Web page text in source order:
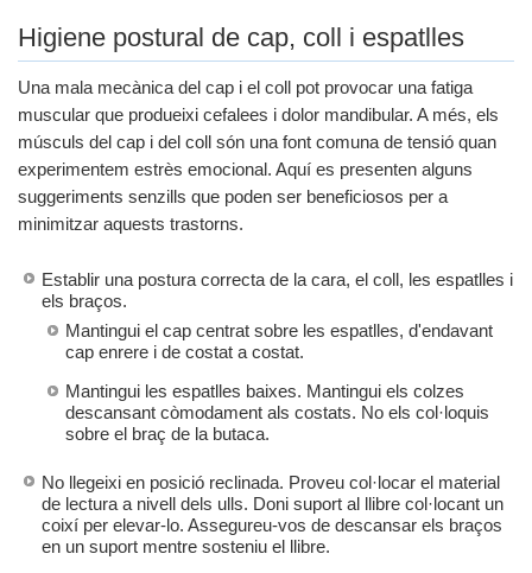
Higiene postural de cap, coll i espatlles
Una mala mecànica del cap i el coll pot provocar una fatiga
muscular que produeixi cefalees i dolor mandibular. A més, els
músculs del cap i del coll són una font comuna de tensió quan
experimentem estrès emocional. Aquí es presenten alguns
suggeriments senzills que poden ser beneficiosos per a
minimitzar aquests trastorns.
Establir una postura correcta de la cara, el coll, les espatlles i
els braços.
Mantingui el cap centrat sobre les espatlles, d'endavant
cap enrere i de costat a costat.
Mantingui les espatlles baixes. Mantingui els colzes
descansant còmodament als costats. No els col·loquis
sobre el braç de la butaca.
No llegeixi en posició reclinada. Proveu col·locar el material
de lectura a nivell dels ulls. Doni suport al llibre col·locant un
coixí per elevar-lo. Assegureu-vos de descansar els braços
en un suport mentre sosteniu el llibre.